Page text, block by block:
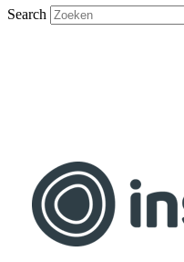
Search